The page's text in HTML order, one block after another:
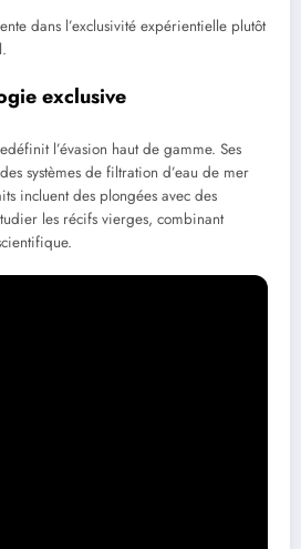
dans l’exclusivité expérientielle plutôt
exclusive
l’évasion haut de gamme. Ses
systèmes de filtration d’eau de mer
incluent des plongées avec des
les récifs vierges, combinant